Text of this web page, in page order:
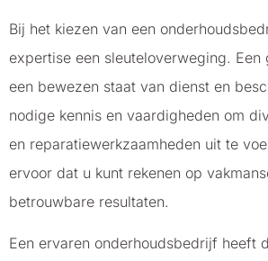
Bij het kiezen van een
expertise een sleuteloverweging.
een bewezen staat van dienst en
nodige kennis en vaardigheden om
en reparatiewerkzaamheden uit te
ervoor dat u kunt rekenen op
betrouwbare resultaten.
Een ervaren onderhoudsbedrijf heeft